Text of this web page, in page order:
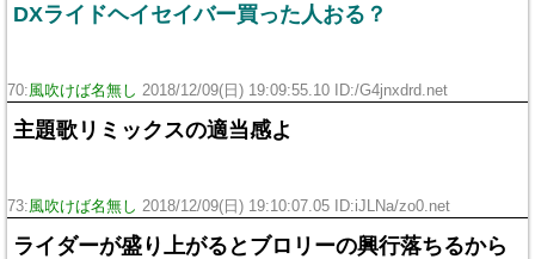
DXライドヘイセイバー買った人おる？
70:風吹けば名無し 2018/12/09(日) 19:09:55.10 ID:/G4jnxdrd.net
主題歌リミックスの適当感よ
73:風吹けば名無し 2018/12/09(日) 19:10:07.05 ID:iJLNa/zo0.net
ライダーが盛り上がるとブロリーの興行落ちるから